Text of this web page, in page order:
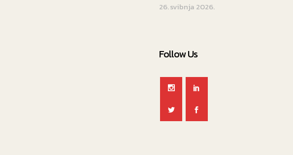
26. svibnja 2026.
Follow Us